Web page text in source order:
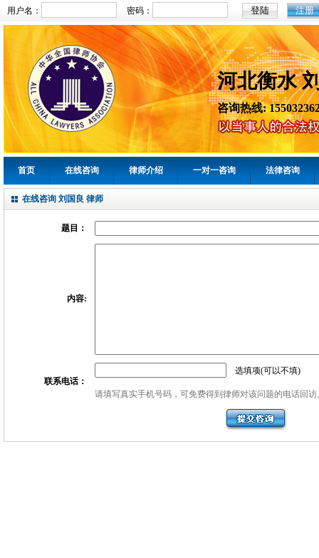
用户名： 密码： 注册
河北衡水
咨询热线:
首页 在线咨询 律师介绍 一对一咨询 法律咨询
在线咨询 刘国良 律师
题目：
内容:
联系电话：
选填项(可以不填)
请填写真实手机号码，可免费得到律师对该问题的电话回访